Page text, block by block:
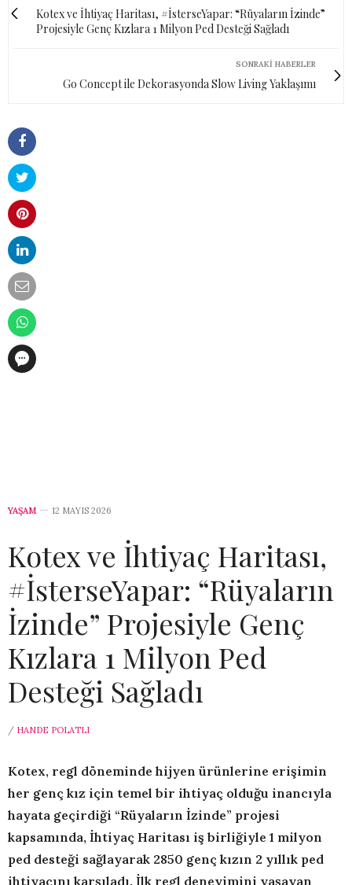
Kotex ve İhtiyaç Haritası, #İsterseYapar: “Rüyaların İzinde”
Projesiyle Genç Kızlara 1 Milyon Ped Desteği Sağladı
SONRAKI HABERLER
Go Concept ile Dekorasyonda Slow Living Yaklaşımı
YAŞAM 12 MAYIS 2026
Kotex ve İhtiyaç Haritası,
#İsterseYapar: “Rüyaların
İzinde” Projesiyle Genç
Kızlara 1 Milyon Ped
Desteği Sağladı
/ HANDE POLATLI
Kotex, regl döneminde hijyen ürünlerine erişimin
her genç kız için temel bir ihtiyaç olduğu inancıyla
hayata geçirdiği “Rüyaların İzinde” projesi
kapsamında, İhtiyaç Haritası iş birliğiyle 1 milyon
ped desteği sağlayarak 2850 genç kızın 2 yıllık ped
ihtiyacını karşıladı. İlk regl deneyimini yaşayan